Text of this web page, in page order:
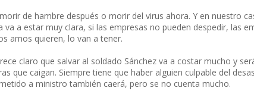
de hambre después o morir del virus ahora. Y en nuestro
va a estar muy clara, si las empresas no pueden despedir, las
amos quieren, lo van a tener.
claro que salvar al soldado Sánchez va a costar mucho y
que caigan. Siempre tiene que haber alguien culpable del
a ministro también caerá, pero se no cuenta mucho.